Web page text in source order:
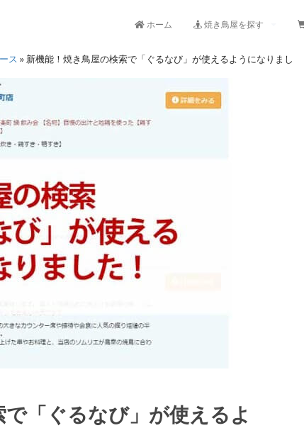
ホーム 焼き鳥屋を探す
ス » 新機能！焼き鳥屋の検索で「ぐるなび」が使えるようになりまし
「ぐるなび」が使えるよ